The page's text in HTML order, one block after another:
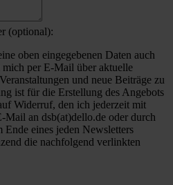
(optional):
oben eingegebenen Daten auch
per E-Mail über aktuelle
und neue Beiträge zu
ist für die Erstellung des Angebots
Widerruf, den ich jederzeit mit
an dsb(at)dello.de oder durch
eines jeden Newsletters
die nachfolgend verlinkten